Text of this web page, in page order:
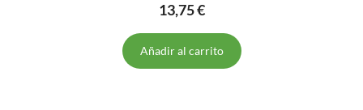
13,75 €
Añadir al carrito